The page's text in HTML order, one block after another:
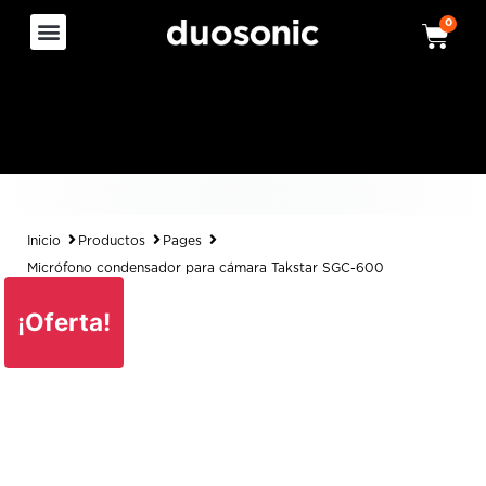
0
Inicio Productos Pages
Micrófono condensador para cámara Takstar SGC-600
¡Oferta!